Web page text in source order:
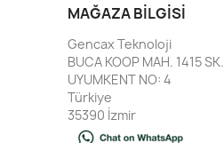
MAĞAZA BILGISI
Gencax Teknoloji
BUCA KOOP MAH. 1415 SK.
UYUMKENT NO: 4
Türkiye
35390 İzmir